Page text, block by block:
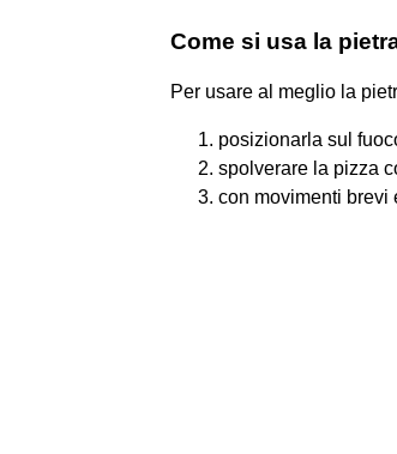
Come si usa la
Per usare al meglio la
posizionarla sul
spolverare la pizza
con movimenti brevi